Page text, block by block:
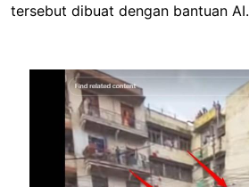
tersebut dibuat dengan bantuan AI.